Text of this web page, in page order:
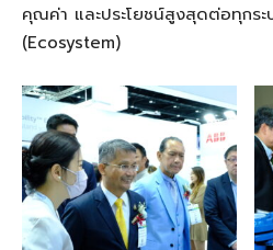
คุณค่า และประโยชน์สูงสุดต่อทุกระ
(Ecosystem)